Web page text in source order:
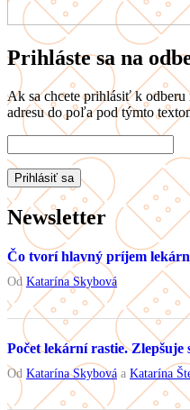
Prihláste sa na
Ak sa chcete prihlásiť k odberu
adresu do poľa pod týmto
Newsletter
Čo tvorí hlavný príjem
Od Katarína Skybová
Počet lekární rastie. Zlepšuje
Od Katarína Skybová a Katarína